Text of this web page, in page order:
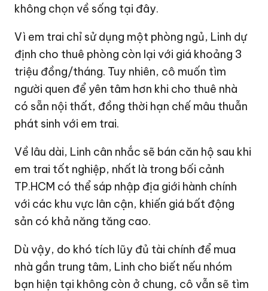
không chọn về sống tại đây.
Vì em trai chỉ sử dụng một phòng ngủ, Linh dự
định cho thuê phòng còn lại với giá khoảng 3
triệu đồng/tháng. Tuy nhiên, cô muốn tìm
người quen để yên tâm hơn khi cho thuê nhà
có sẵn nội thất, đồng thời hạn chế mâu thuẫn
phát sinh với em trai.
Về lâu dài, Linh cân nhắc sẽ bán căn hộ sau khi
em trai tốt nghiệp, nhất là trong bối cảnh
TP.HCM có thể sáp nhập địa giới hành chính
với các khu vực lân cận, khiến giá bất động
sản có khả năng tăng cao.
Dù vậy, do khó tích lũy đủ tài chính để mua
nhà gần trung tâm, Linh cho biết nếu nhóm
bạn hiện tại không còn ở chung, cô vẫn sẽ tìm